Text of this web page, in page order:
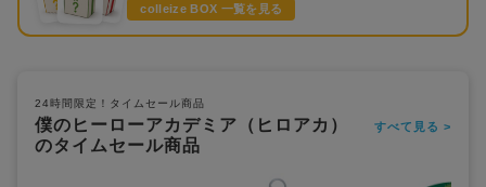
colleize BOX 一覧を見る
24時間限定！タイムセール商品
僕のヒーローアカデミア（ヒロアカ）
のタイムセール商品
すべて見る >